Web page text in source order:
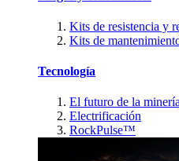
Kits de resistencia y
Kits de
Tecnología
El futuro de la minería
Electrificación
RockPulse™